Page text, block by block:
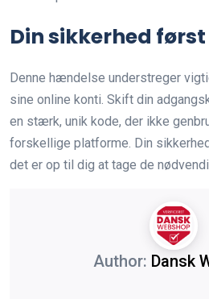
Din sikkerhed først
Denne hændelse understreger
sine online konti. Skift din
en stærk, unik kode, der ikke
forskellige platforme. Din
det er op til dig at tage de
Author: Dansk